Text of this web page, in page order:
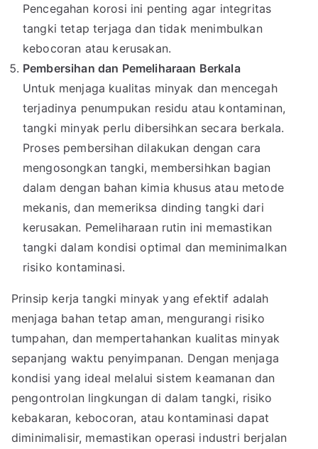
Pencegahan korosi ini penting agar integritas
tangki tetap terjaga dan tidak menimbulkan
kebocoran atau kerusakan.
Pembersihan dan Pemeliharaan Berkala
Untuk menjaga kualitas minyak dan mencegah
terjadinya penumpukan residu atau kontaminan,
tangki minyak perlu dibersihkan secara berkala.
Proses pembersihan dilakukan dengan cara
mengosongkan tangki, membersihkan bagian
dalam dengan bahan kimia khusus atau metode
mekanis, dan memeriksa dinding tangki dari
kerusakan. Pemeliharaan rutin ini memastikan
tangki dalam kondisi optimal dan meminimalkan
risiko kontaminasi.
Prinsip kerja tangki minyak yang efektif adalah
menjaga bahan tetap aman, mengurangi risiko
tumpahan, dan mempertahankan kualitas minyak
sepanjang waktu penyimpanan. Dengan menjaga
kondisi yang ideal melalui sistem keamanan dan
pengontrolan lingkungan di dalam tangki, risiko
kebakaran, kebocoran, atau kontaminasi dapat
diminimalisir, memastikan operasi industri berjalan